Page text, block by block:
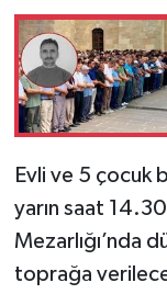
Evli ve 5 çocuk
yarın saat
Mezarlığı’nda
toprağa
DÜNYA